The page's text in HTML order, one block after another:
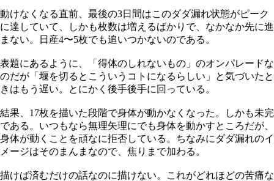
動けなくなる直前、最後の3日間はこのダダ漏れ状態がピーク
に達していて、しかも枚数は増えるばかりで、なかなか先に進
まない。日産4〜5枚でも追いつかないのである。
表題にあるように、「得体のしれないもの」のオンパレードな
のだが「堰を切るとこういうコトになるらしい」と気づいたと
きはもう遅い。とにかく後手後手に回っている。
結果、17枚を描いた段階で身体が動かなくなった。しかも未完
である。いつもなら無理矢理にでも身体を動かすところだが、
身体が動くことを頑なに拒否している。ちなみにダダ漏れのイ
メージはそのまんまなので、焦りまで加わる。
描けば済むだけの話なのに描けない。これがどれほどの苦痛な